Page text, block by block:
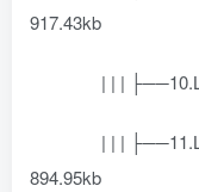
917.43kb
| | |
| | |
894.95kb